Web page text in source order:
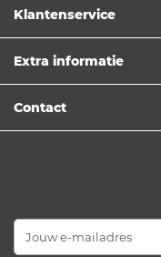
Klantenservice
Extra informatie
Contact